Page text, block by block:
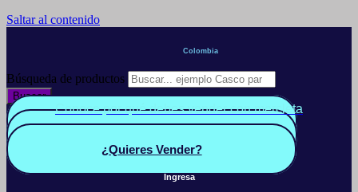
Saltar al contenido
Colombia
Búsqueda de productos
Buscar
Conoce por qué debes vender con mercleta
Quiero Vender
¿Quieres Vender?
Ingresa